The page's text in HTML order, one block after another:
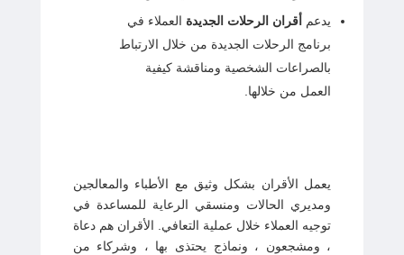
يدعم أقران الرحلات الجديدة العملاء في
برنامج الرحلات الجديدة من خلال الارتباط
بالصراعات الشخصية ومناقشة كيفية
العمل من خلالها.
يعمل الأقران بشكل وثيق مع الأطباء والمعالجين
ومديري الحالات ومنسقي الرعاية للمساعدة في
توجيه العملاء خلال عملية التعافي. الأقران هم دعاة
، ومشجعون ، ونماذج يحتذى بها ، وشركاء من